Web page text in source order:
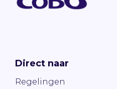
Direct naar
Regelingen